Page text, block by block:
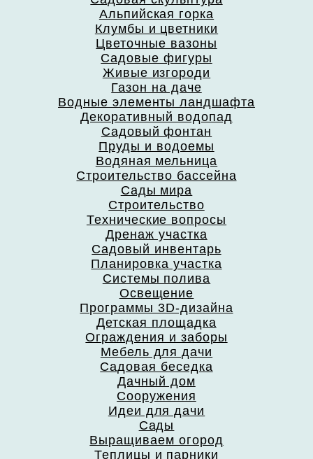
Альпийская горка
Клумбы и цветники
Цветочные вазоны
Садовые фигуры
Живые изгороди
Газон на даче
Водные элементы ландшафта
Декоративный водопад
Садовый фонтан
Пруды и водоемы
Водяная мельница
Строительство бассейна
Сады мира
Строительство
Технические вопросы
Дренаж участка
Садовый инвентарь
Планировка участка
Системы полива
Освещение
Программы 3D-дизайна
Детская площадка
Ограждения и заборы
Мебель для дачи
Садовая беседка
Дачный дом
Сооружения
Идеи для дачи
Сады
Выращиваем огород
Теплицы и парники